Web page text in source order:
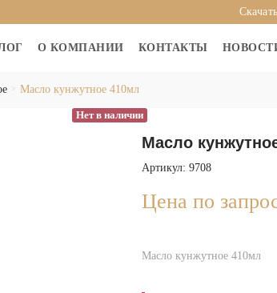
О КОМПАНИИ КОНТАКТЫ
Масло кунжутное 410мл
Нет в наличии
Масло
Артикул: 9708
Цена по
Масло кунжутное 410мл